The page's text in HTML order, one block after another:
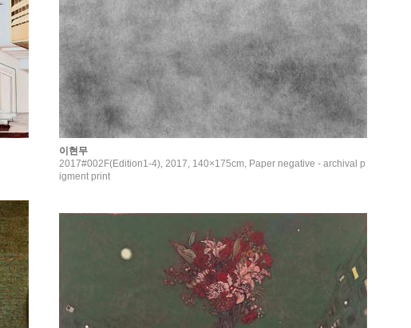
이현무
2017#002F(Edition1-4), 2017, 140×175cm, Paper negative - archival p
igment print